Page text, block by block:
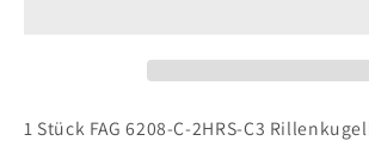
Rillenkugellager
2HRS-
Rillenkugellager
1 Stück FAG 6208-C-2HRS-C3